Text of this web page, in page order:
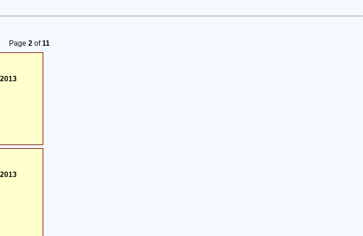
Page 2of11